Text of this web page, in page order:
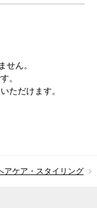
せん。
。
ただけます。
アケア・スタイリング